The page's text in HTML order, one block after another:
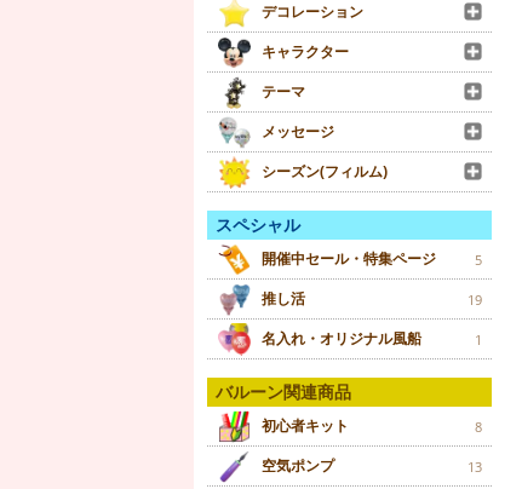
デコレーション
キャラクター
テーマ
メッセージ
シーズン(フィルム)
スペシャル
開催中セール・特集ページ 5
推し活 19
名入れ・オリジナル風船 1
バルーン関連商品
初心者キット 8
空気ポンプ 13